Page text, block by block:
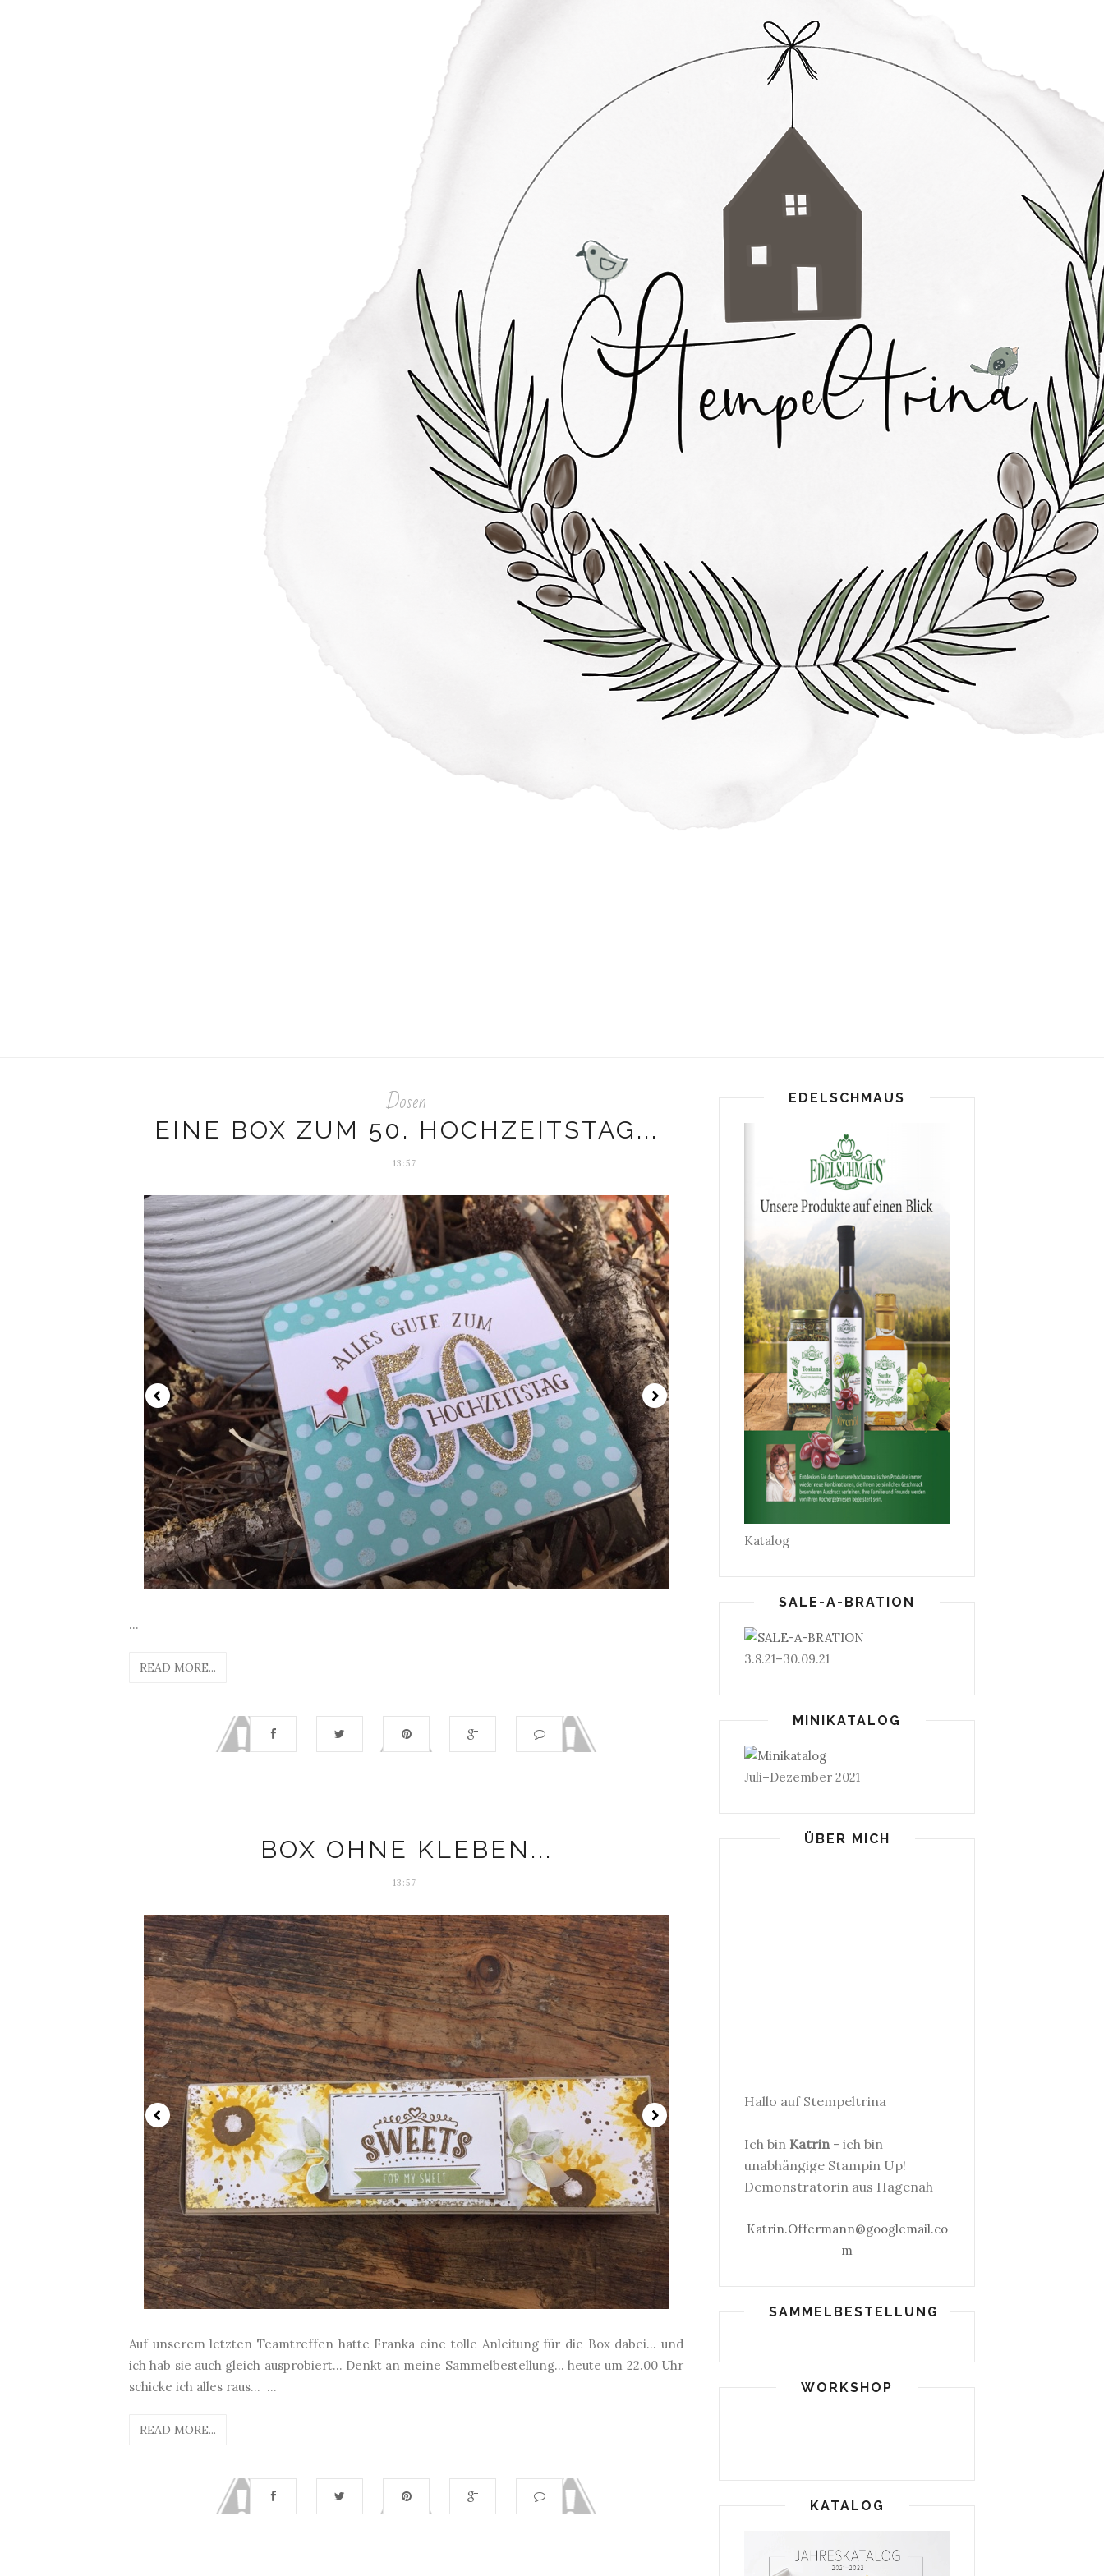
Dosen
EINE BOX ZUM 50. HOCHZEITSTAG...
13:57
...
READ MORE...
BOX OHNE KLEBEN...
13:57
Auf unserem letzten Teamtreffen hatte Franka eine tolle Anleitung für die Box dabei... und
ich hab sie auch gleich ausprobiert... Denkt an meine Sammelbestellung... heute um 22.00 Uhr
schicke ich alles raus... ...
READ MORE...
EDELSCHMAUS
Katalog
SALE-A-BRATION
3.8.21–30.09.21
MINIKATALOG
Juli–Dezember 2021
ÜBER MICH
Hallo auf Stempeltrina
Ich bin Katrin- ich bin
unabhängige Stampin Up!
Demonstratorin aus Hagenah
Katrin.Offermann@googlemail.co
m
SAMMELBESTELLUNG
WORKSHOP
KATALOG